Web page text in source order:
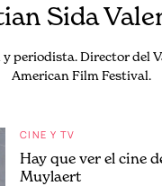
Sida
periodista. Director del
American Film Festival.
CINE Y TV
Hay que ver el cine
Muylaert